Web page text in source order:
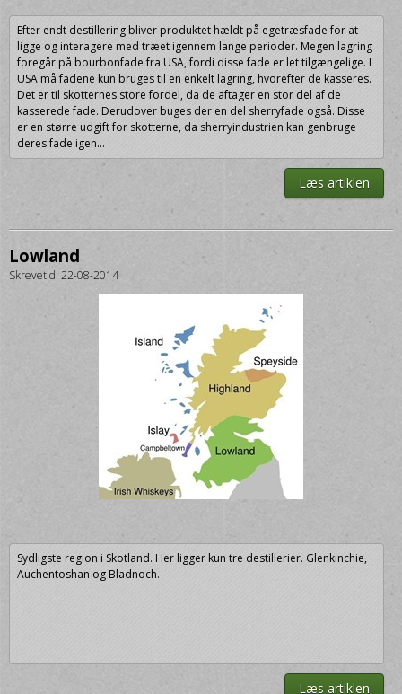
Efter endt destillering bliver produktet hældt på egetræsfade for at
ligge og interagere med træet igennem lange perioder. Megen lagring
foregår på bourbonfade fra USA, fordi disse fade er let tilgængelige. I
USA må fadene kun bruges til en enkelt lagring, hvorefter de kasseres.
Det er til skotternes store fordel, da de aftager en stor del af de
kasserede fade. Derudover buges der en del sherryfade også. Disse
er en større udgift for skotterne, da sherryindustrien kan genbruge
deres fade igen...
Læs artiklen
Lowland
Skrevet d. 22-08-2014
Sydligste region i Skotland. Her ligger kun tre destillerier. Glenkinchie,
Auchentoshan og Bladnoch.
Læs artiklen